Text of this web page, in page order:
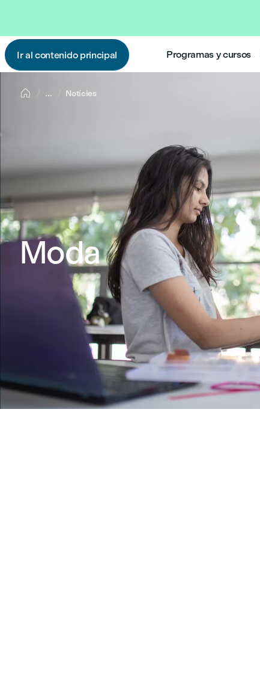
Ir al contenido principal Programas y cursos
 ... Notícies
Moda